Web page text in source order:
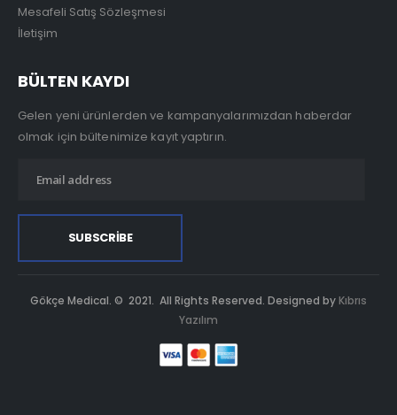
Mesafeli Satış Sözleşmesi
İletişim
BÜLTEN KAYDI
Gelen yeni ürünlerden ve kampanyalarımızdan haberdar
olmak için bültenimize kayıt yaptırın.
Gökçe Medical. © 2021. All Rights Reserved. Designed by Kıbrıs
Yazılım